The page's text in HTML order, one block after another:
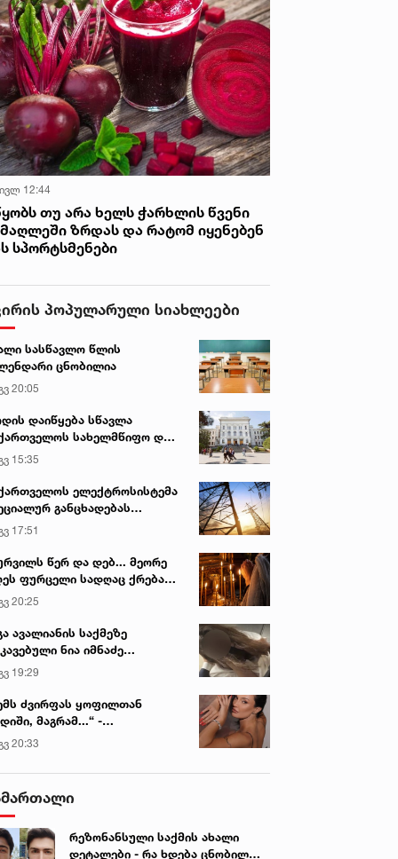
12:44
თუ არა ხელს ჭარხლის წვენი
ზრდას და რატომ იყენებენ
სპორტსმენები
პოპულარული სიახლეები
სასწავლო წლის
ცნობილია
20:05
დაიწყება სწავლა
სახელმწიფო და
უნივერსიტეტებში
15:35
ელექტროსისტემა
განცხადებას
17:51
წერ და დებ... მეორე
ფურცელი სადღაც ქრება
სურვილი სრულდება...“ -
ტაძარი შიდა
20:25
ავალიანის საქმეზე
ნია იმნაძე
გადაჰყავთ
19:29
ძვირფას ყოფილთან
მაგრამ...“ -
პაიჭაძის
აღიარება
20:33
რეზონანსული საქმის ახალი
დეტალები - რა ხდება ცნობილი